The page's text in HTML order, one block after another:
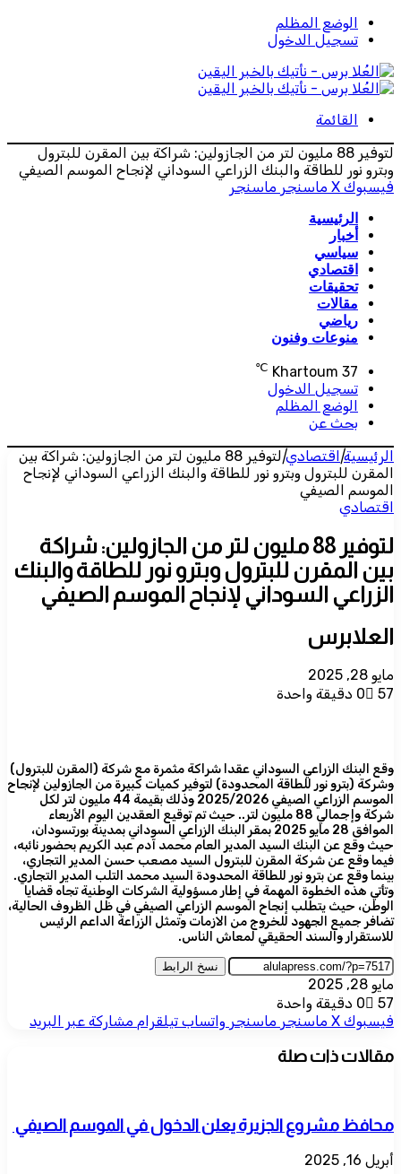
الوضع المظلم
تسجيل الدخول
القائمة
لتوفير 88 مليون لتر من الجازولين: شراكة بين المقرن للبترول
وبترو نور للطاقة والبنك الزراعي السوداني لإنجاح الموسم الصيفي
فيسبوك ‫X ماسنجر ماسنجر
الرئيسية
أخبار
سياسي
اقتصادي
تحقيقات
مقالات
رياضي
منوعات وفنون
Khartoum 37
℃
تسجيل الدخول
الوضع المظلم
بحث عن
الرئيسية| اقتصادي|
لتوفير 88 مليون لتر من الجازولين: شراكة بين
المقرن للبترول وبترو نور للطاقة والبنك الزراعي السوداني لإنجاح
الموسم الصيفي
اقتصادي
لتوفير 88 مليون لتر من الجازولين: شراكة
بين المقرن للبترول وبترو نور للطاقة والبنك
الزراعي السوداني لإنجاح الموسم الصيفي
العلابرس
مايو 28, 2025
0
57 دقيقة واحدة
وقع البنك الزراعي السوداني عقدا شراكة مثمرة مع شركة (المقرن للبترول)
وشركة (بترو نور للطاقة المحدودة) لتوفير كميات كبيرة من الجازولين لإنجاح
الموسم الزراعي الصيفي 2025/2026 وذلك بقيمة 44 مليون لتر لكل
شركة وإجمالي 88 مليون لتر.. حيث تم توقيع العقدين اليوم الأربعاء
الموافق 28 مايو 2025 بمقر البنك الزراعي السوداني بمدينة بورتسودان،
حيث وقع عن البنك السيد المدير العام محمد آدم عبد الكريم بحضور نائبه،
فيما وقع عن شركة المقرن للبترول السيد مصعب حسن المدير التجاري،
بينما وقع عن بترو نور للطاقة المحدودة السيد محمد التلب المدير التجاري.
وتأتي هذه الخطوة المهمة في إطار مسؤولية الشركات الوطنية تجاه قضايا
الوطن، حيث يتطلب إنجاح الموسم الزراعي الصيفي في ظل الظروف الحالية،
تضافر جميع الجهود للخروج من الازمات وتمثل الزراعة الداعم الرئيس
للاستقرار والسند الحقيقي لمعاش الناس.
نسخ الرابط
مايو 28, 2025
0
57
دقيقة واحدة
فيسبوك ‫X ماسنجر ماسنجر واتساب تيلقرام مشاركة عبر البريد
مقالات ذات صلة
محافظ مشروع الجزيرة يعلن الدخول في الموسم الصيفي
أبريل 16, 2025